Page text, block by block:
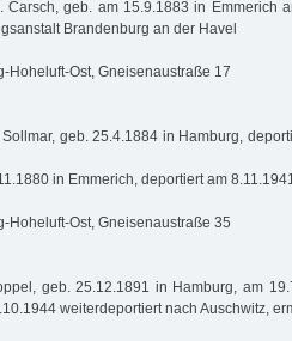
Carsch, geb. am 15.9.1883 in Emmerich
Brandenburg an der Havel
Hoheluft-Ost, Gneisenaustraße 17
geb. 25.4.1884 in Hamburg,
in Emmerich, deportiert am
Hoheluft-Ost, Gneisenaustraße 35
geb. 25.12.1891 in Hamburg, am
weiterdeportiert nach Auschwitz,